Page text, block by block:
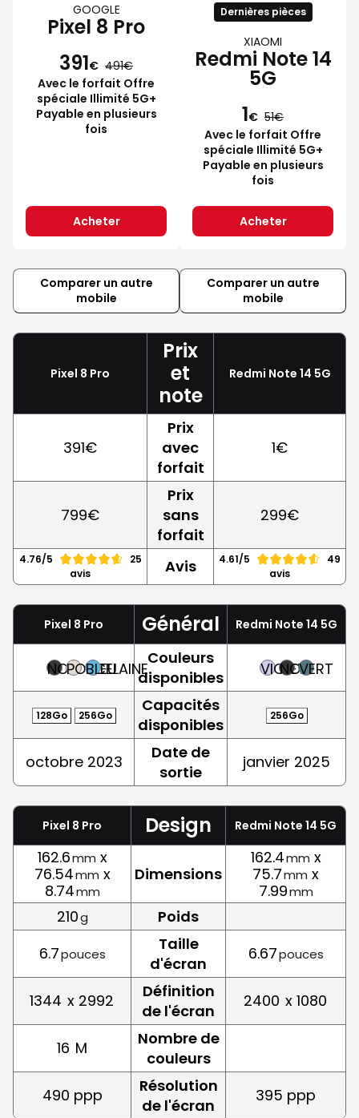
GOOGLE
Pixel 8 Pro
391€ 491
Avec le forfait Offre
spéciale Illimité 5G+
Payable en plusieurs
fois
Acheter
Dernières pièces
XIAOMI
Redmi Note 14
5G
1€ 51
Avec le forfait Offre
spéciale Illimité 5G+
Payable en plusieurs
fois
Acheter
Comparer un autre
mobile
Comparer un autre
mobile
Pixel 8 Pro
Prix
et
note
Redmi Note 14 5G
391€
Prix
avec
forfait
1€
799€
Prix
sans
forfait
299€
4.76/5
25
avis
Avis 4.61/5
49
avis
Pixel 8 Pro Général Redmi Note 14 5G
NOIRPORCELAINE
BLEU
Couleurs
disponibles
VIOLET
NOIRVERT
128Go 256Go
Capacités
disponibles
256Go
octobre 2023
Date de
sortie
janvier 2025
Pixel 8 Pro Design Redmi Note 14 5G
162.6mm x
76.54mm x
8.74mm
Dimensions
162.4mm x
75.7mm x
7.99mm
210g
Poids
6.7pouces
Taille
d'écran
6.67pouces
1344 x 2992
Définition
de l'écran
2400 x 1080
16 M
Nombre de
couleurs
490 ppp
Résolution
de l'écran
395 ppp